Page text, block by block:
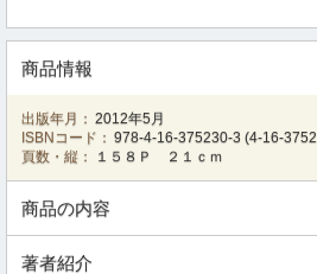
商品情報
出版年月： 2012年5月
ISBNコード： 978-4-16-375230-3 (4-16-
頁数・縦：
１５８Ｐ ２１ｃｍ
商品の内容
著者紹介